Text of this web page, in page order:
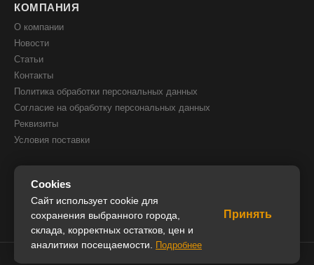
КОМПАНИЯ
О компании
Новости
Статьи
Контакты
Политика обработки персональных данных
Согласие на обработку персональных данных
Реквизиты
Условия поставки
КОНТАКТЫ
8(800) 505 51 05
8(391) 205 00 05
info@iceglobal.ru
© 2026 IceGlobal. Все права защищены.
Cookies
Сайт использует cookie для
сохранения выбранного города,
склада, корректных остатков, цен и
аналитики посещаемости.
Подробнее
Принять